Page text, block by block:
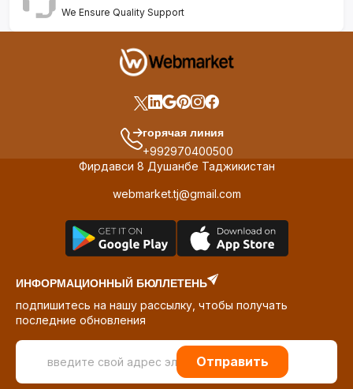
We Ensure Quality Support
горячая линия
+992970400500
Фирдавси 8 Душанбе Таджикистан
webmarket.tj@gmail.com
ИНФОРМАЦИОННЫЙ БЮЛЛЕТЕНЬ
подпишитесь на нашу рассылку, чтобы получать
последние обновления
Отправить